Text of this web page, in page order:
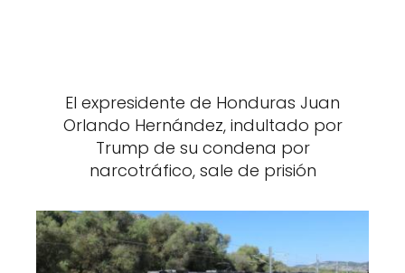
El expresidente de Honduras Juan
Orlando Hernández, indultado por
Trump de su condena por
narcotráfico, sale de prisión